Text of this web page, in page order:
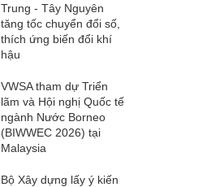
Trung - Tây Nguyên
tăng tốc chuyển đổi số,
thích ứng biến đổi khí
hậu
VWSA tham dự Triển
lãm và Hội nghị Quốc tế
ngành Nước Borneo
(BIWWEC 2026) tại
Malaysia
Bộ Xây dựng lấy ý kiến